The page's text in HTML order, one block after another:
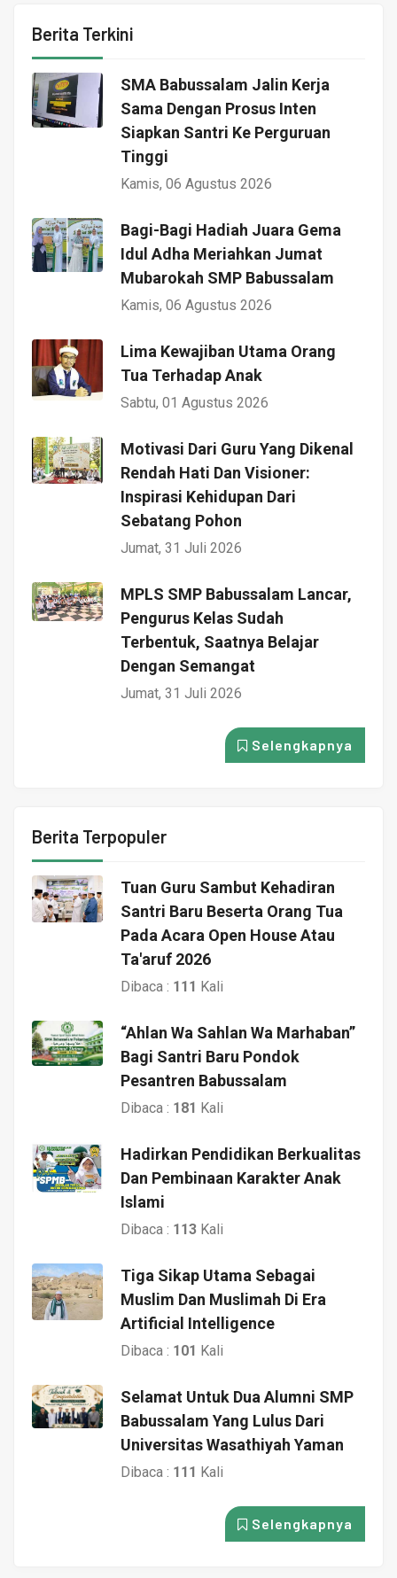
Berita Terkini
SMA Babussalam Jalin Kerja
Sama Dengan Prosus Inten
Siapkan Santri Ke Perguruan
Tinggi
Kamis, 06 Agustus 2026
Bagi-Bagi Hadiah Juara Gema
Idul Adha Meriahkan Jumat
Mubarokah SMP Babussalam
Kamis, 06 Agustus 2026
Lima Kewajiban Utama Orang
Tua Terhadap Anak
Sabtu, 01 Agustus 2026
Motivasi Dari Guru Yang Dikenal
Rendah Hati Dan Visioner:
Inspirasi Kehidupan Dari
Sebatang Pohon
Jumat, 31 Juli 2026
MPLS SMP Babussalam Lancar,
Pengurus Kelas Sudah
Terbentuk, Saatnya Belajar
Dengan Semangat
Jumat, 31 Juli 2026
Selengkapnya
Berita Terpopuler
Tuan Guru Sambut Kehadiran
Santri Baru Beserta Orang Tua
Pada Acara Open House Atau
Ta'aruf 2026
Dibaca : 111 Kali
“Ahlan Wa Sahlan Wa Marhaban”
Bagi Santri Baru Pondok
Pesantren Babussalam
Dibaca : 181 Kali
Hadirkan Pendidikan Berkualitas
Dan Pembinaan Karakter Anak
Islami
Dibaca : 113 Kali
Tiga Sikap Utama Sebagai
Muslim Dan Muslimah Di Era
Artificial Intelligence
Dibaca : 101 Kali
Selamat Untuk Dua Alumni SMP
Babussalam Yang Lulus Dari
Universitas Wasathiyah Yaman
Dibaca : 111 Kali
Selengkapnya